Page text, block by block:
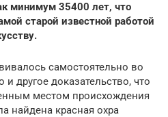
минимум 35400 лет, что
старой известной работой
самостоятельно во
другое доказательство, что
местом происхождения
найдена красная охра